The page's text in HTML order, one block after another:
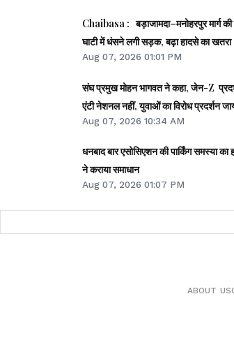
Chaibasa : बड़ाजामदा–मनोहरपुर मार्ग
घाटी में धंसने लगी सड़क, बढ़ा हादसे का खतरा
Aug 07, 2026 01:01 PM
संघ प्रमुख मोहन भागवत ने कहा, जेन-Z
एंटी नेशनल नहीं, युवाओं का विरोध प्रदर्शन
Aug 07, 2026 10:34 AM
धनबाद बार एसोसिएशन की पार्किंग समस्या का
ने कराया समाधान
Aug 07, 2026 01:07 PM
ABOUT US